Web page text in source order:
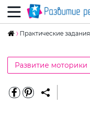
Практические задания
Развитие моторики